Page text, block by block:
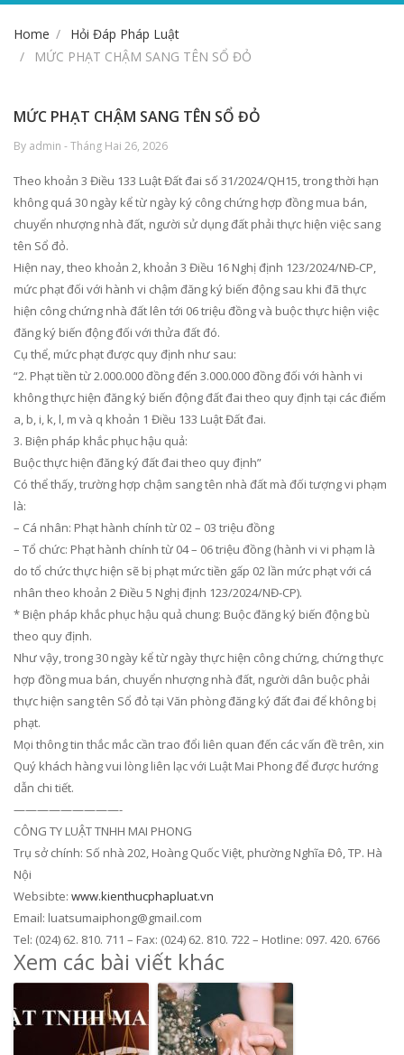
Home
Hỏi Đáp Pháp Luật
MỨC PHẠT CHẬM SANG TÊN SỔ ĐỎ
MỨC PHẠT CHẬM SANG TÊN SỔ ĐỎ
By admin - Tháng Hai 26, 2026
Theo khoản 3 Điều 133 Luật Đất đai số 31/2024/QH15, trong thời hạn
không quá 30 ngày kể từ ngày ký công chứng hợp đồng mua bán,
chuyển nhượng nhà đất, người sử dụng đất phải thực hiện việc sang
tên Sổ đỏ.
Hiện nay, theo khoản 2, khoản 3 Điều 16 Nghị định 123/2024/NĐ-CP,
mức phạt đối với hành vi chậm đăng ký biến động sau khi đã thực
hiện công chứng nhà đất lên tới 06 triệu đồng và buộc thực hiện việc
đăng ký biến động đối với thửa đất đó.
Cụ thể, mức phạt được quy định như sau:
“2. Phạt tiền từ 2.000.000 đồng đến 3.000.000 đồng đối với hành vi
không thực hiện đăng ký biến động đất đai theo quy định tại các điểm
a, b, i, k, l, m và q khoản 1 Điều 133 Luật Đất đai.
3. Biện pháp khắc phục hậu quả:
Buộc thực hiện đăng ký đất đai theo quy định”
Có thể thấy, trường hợp chậm sang tên nhà đất mà đối tượng vi phạm
là:
– Cá nhân: Phạt hành chính từ 02 – 03 triệu đồng
– Tổ chức: Phạt hành chính từ 04 – 06 triệu đồng (hành vi vi phạm là
do tổ chức thực hiện sẽ bị phạt mức tiền gấp 02 lần mức phạt với cá
nhân theo khoản 2 Điều 5 Nghị định 123/2024/NĐ-CP).
* Biện pháp khắc phục hậu quả chung: Buộc đăng ký biến động bù
theo quy định.
Như vậy, trong 30 ngày kể từ ngày thực hiện công chứng, chứng thực
hợp đồng mua bán, chuyển nhượng nhà đất, người dân buộc phải
thực hiện sang tên Sổ đỏ tại Văn phòng đăng ký đất đai để không bị
phạt.
Mọi thông tin thắc mắc cần trao đổi liên quan đến các vấn đề trên, xin
Quý khách hàng vui lòng liên lạc với Luật Mai Phong để được hướng
dẫn chi tiết.
—————————-
CÔNG TY LUẬT TNHH MAI PHONG
Trụ sở chính: Số nhà 202, Hoàng Quốc Việt, phường Nghĩa Đô, TP. Hà
Nội
Websibte: www.kienthucphapluat.vn
Email: luatsumaiphong@gmail.com
Tel: (024) 62. 810. 711 – Fax: (024) 62. 810. 722 – Hotline: 097. 420. 6766
Xem các bài viết khác